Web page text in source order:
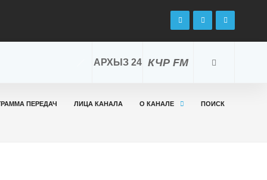
КЧР FM
АРХЫЗ 24
ПЕРЕДАЧ ЛИЦА КАНАЛА О КАНАЛЕ
ПОИСК